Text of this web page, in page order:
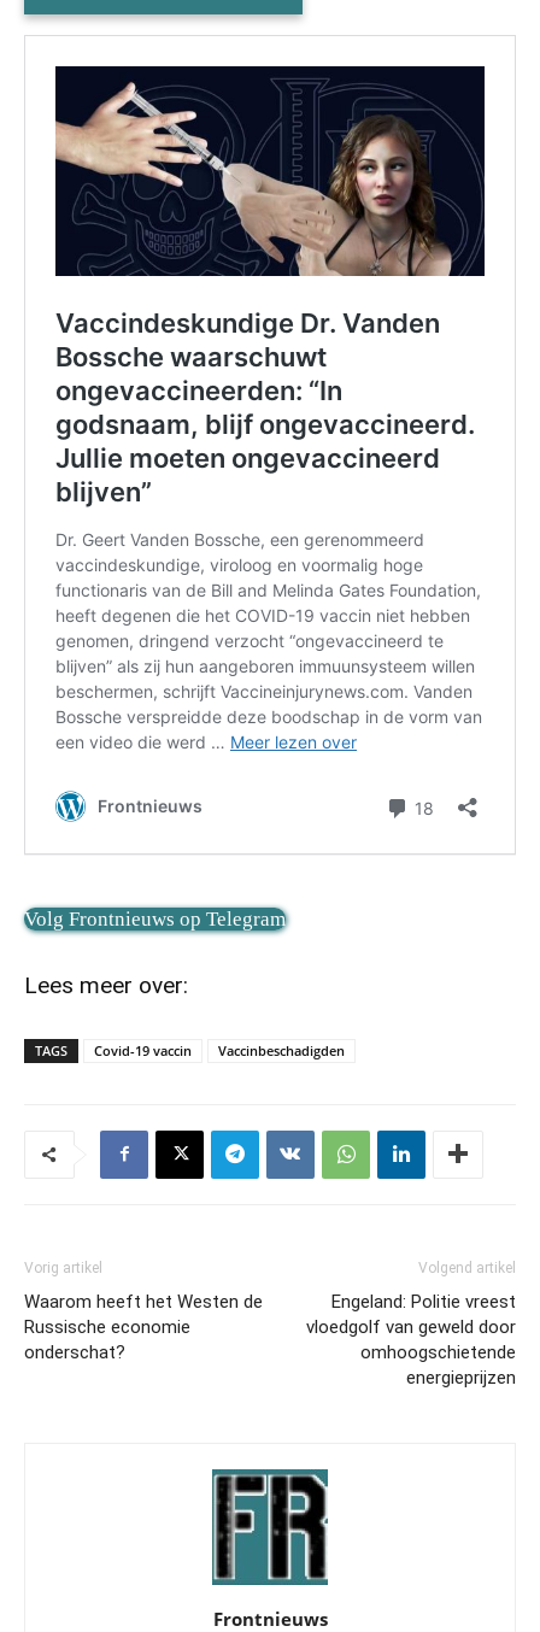
Volg Frontnieuws op Telegram
Lees meer over:
TAGS Covid-19 vaccin Vaccinbeschadigden
Vorig artikel
Waarom heeft het Westen de
Russische economie
onderschat?
Volgend artikel
Engeland: Politie vreest
vloedgolf van geweld door
omhoogschietende
energieprijzen
Frontnieuws